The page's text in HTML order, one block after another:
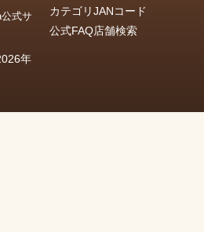
式サ
年
カテゴリJANコード
公式FAQ店舗検索